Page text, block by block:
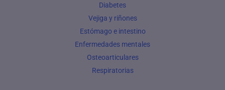
Diabetes
Vejiga y riñones
Estómago e intestino
Enfermedades mentales
Osteoarticulares
Respiratorias